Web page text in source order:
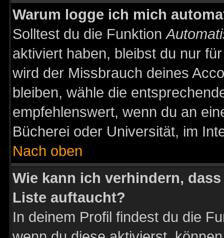
Warum logge ich mich
Solltest du die Funktion
aktiviert haben, bleibst du nur
wird der Missbrauch deines
bleiben, wähle die
empfehlenswert, wenn du an
Bücherei oder Universität, im
Nach oben
Wie kann ich verhindern,
Liste auftaucht?
In deinem Profil findest du die